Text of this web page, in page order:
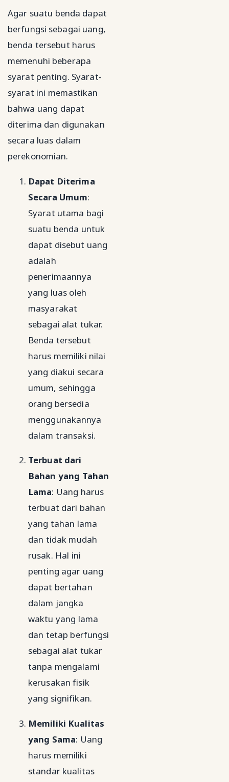
Agar suatu benda dapat
berfungsi sebagai uang,
benda tersebut harus
memenuhi beberapa
syarat penting. Syarat-
syarat ini memastikan
bahwa uang dapat
diterima dan digunakan
secara luas dalam
perekonomian.
Dapat Diterima
Secara Umum:
Syarat utama bagi
suatu benda untuk
dapat disebut uang
adalah
penerimaannya
yang luas oleh
masyarakat
sebagai alat tukar.
Benda tersebut
harus memiliki nilai
yang diakui secara
umum, sehingga
orang bersedia
menggunakannya
dalam transaksi.
Terbuat dari
Bahan yang Tahan
Lama: Uang harus
terbuat dari bahan
yang tahan lama
dan tidak mudah
rusak. Hal ini
penting agar uang
dapat bertahan
dalam jangka
waktu yang lama
dan tetap berfungsi
sebagai alat tukar
tanpa mengalami
kerusakan fisik
yang signifikan.
Memiliki Kualitas
yang Sama: Uang
harus memiliki
standar kualitas